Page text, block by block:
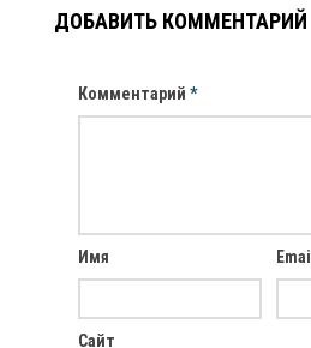
ДОБАВИТЬ КОММЕНТАРИЙ
Комментарий *
Имя Email
Сайт